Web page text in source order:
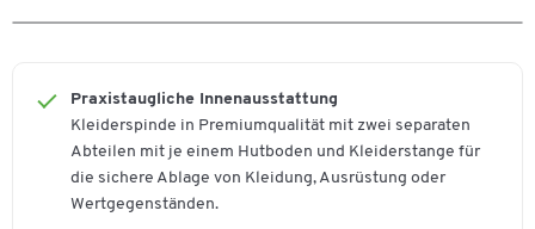
Praxistaugliche Innenausstattung
Kleiderspinde in Premiumqualität mit zwei separaten
Abteilen mit je einem Hutboden und Kleiderstange für
die sichere Ablage von Kleidung, Ausrüstung oder
Wertgegenständen.